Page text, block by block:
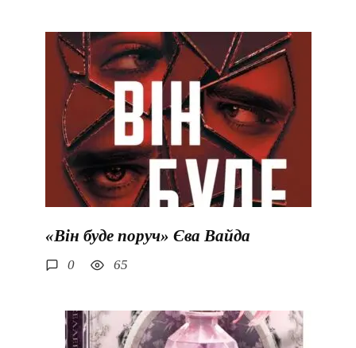
«Він буде поруч» Єва Вайда
0 65